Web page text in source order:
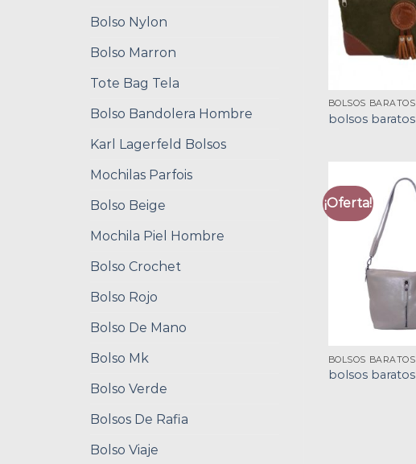
Bolso Nylon
Bolso Marron
Tote Bag Tela
Bolso Bandolera Hombre
Karl Lagerfeld Bolsos
Mochilas Parfois
Bolso Beige
Mochila Piel Hombre
Bolso Crochet
Bolso Rojo
Bolso De Mano
Bolso Mk
Bolso Verde
Bolsos De Rafia
Bolso Viaje
BOLSOS BARATOS
bolsos baratos
¡Oferta!
BOLSOS BARATOS
bolsos baratos